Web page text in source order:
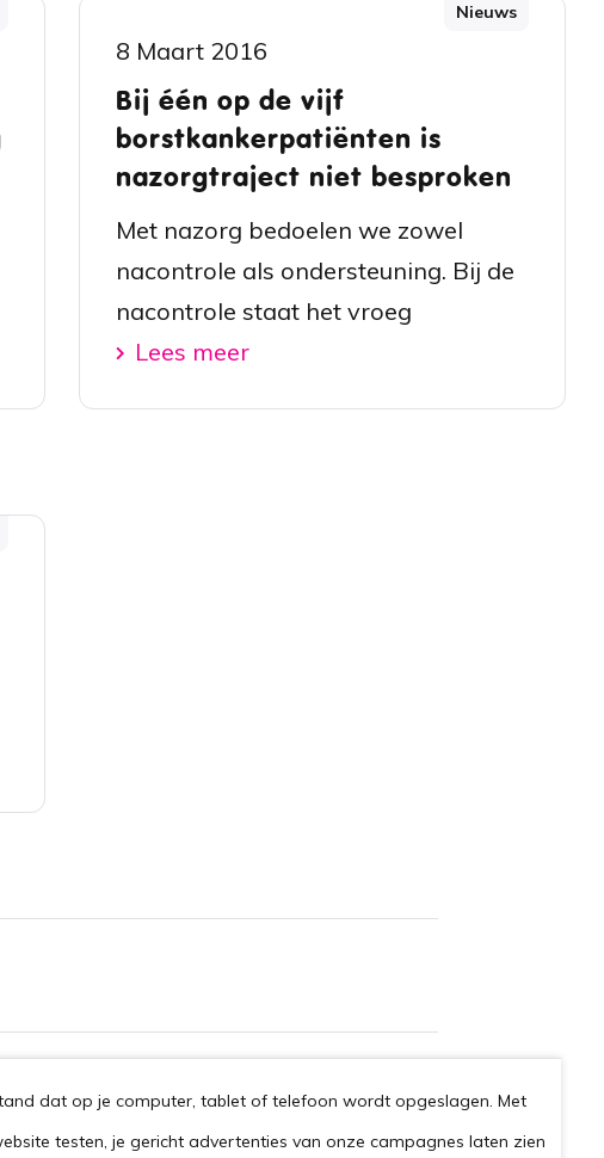
Nieuws
8 Maart 2016
Bij één op de vijf
borstkankerpatiënten is
nazorgtraject niet besproken
Met nazorg bedoelen we zowel
nacontrole als ondersteuning. Bij de
nacontrole staat het vroeg
Lees meer
dat op je computer, tablet of telefoon wordt opgeslagen. Met
testen, je gericht advertenties van onze campagnes laten zien